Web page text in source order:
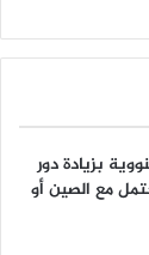
بزيادة دور
مع الصين أو